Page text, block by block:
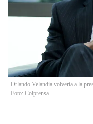
Orlando Velandia volvería a la
Foto: Colprensa.